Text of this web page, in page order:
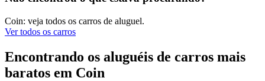
Coin: veja todos os carros de aluguel.
Ver todos os carros
Encontrando os aluguéis de carros mais
baratos em Coin